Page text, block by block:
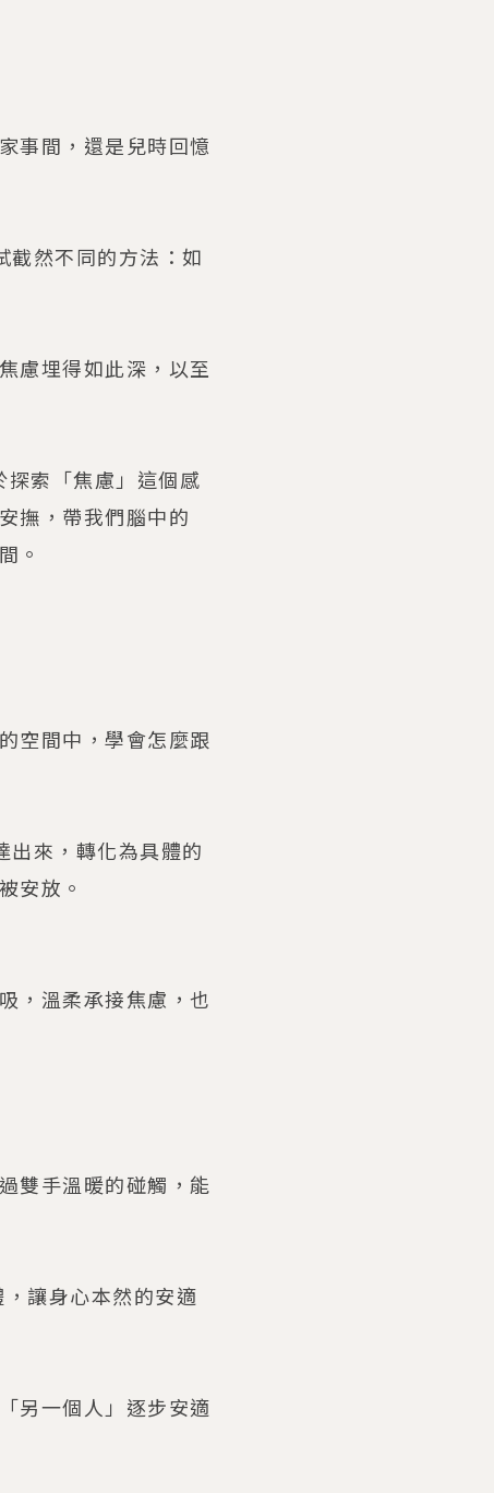
事間，還是兒時回憶
然不同的方法：如
慮埋得如此深，以至
索「焦慮」這個感
撫，帶我們腦中的
。
空間中，學會怎麼跟
來，轉化為具體的
安放。
，溫柔承接焦慮，也
雙手溫暖的碰觸，能
讓身心本然的安適
另一個人」逐步安適